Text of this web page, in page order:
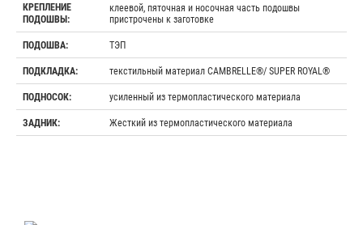
КРЕПЛЕНИЕ
ПОДОШВЫ:
клеевой, пяточная и носочная часть подошвы
пристрочены к заготовке
ПОДОШВА: ТЭП
ПОДКЛАДКА: текстильный материал CAMBRELLE®/ SUPER ROYAL®
ПОДНОСОК: усиленный из термопластического материала
ЗАДНИК: Жесткий из термопластического материала